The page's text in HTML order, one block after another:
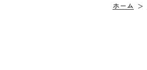
ホーム